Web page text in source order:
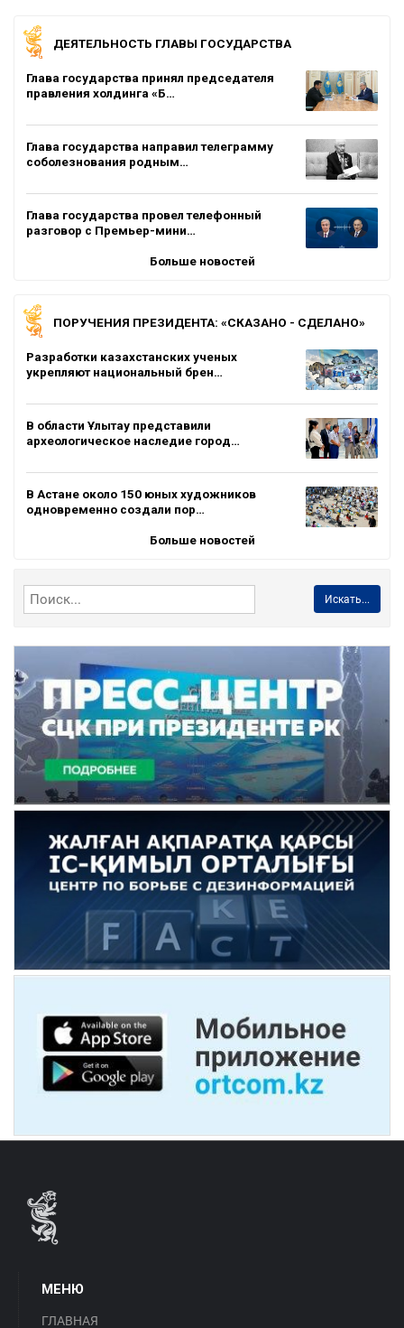
ДЕЯТЕЛЬНОСТЬ ГЛАВЫ ГОСУДАРСТВА
Глава государства принял председателя
правления холдинга «Б…
Глава государства направил телеграмму
соболезнования родным…
Глава государства провел телефонный
разговор с Премьер-мини…
Больше новостей
ПОРУЧЕНИЯ ПРЕЗИДЕНТА: «СКАЗАНО - СДЕЛАНО»
Разработки казахстанских ученых
укрепляют национальный брен…
В области Ұлытау представили
археологическое наследие город…
В Астане около 150 юных художников
одновременно создали пор…
Больше новостей
Искать...
МЕНЮ
ГЛАВНАЯ